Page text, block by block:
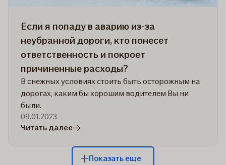
помочь?
Если я попаду в аварию из-за
неубранной дороги, кто понесет
ответственность и покроет
причиненные расходы?
В снежных условиях стоить быть осторожным на
дорогах, каким бы хорошим водителем Вы ни
были.
09.01.2023
Читать далеев
Если
Показать еще